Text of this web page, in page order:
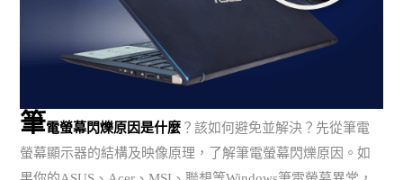
筆電螢幕閃爍原因是什麼 ？該如何避免並解決？先從筆電
螢幕顯示器的結構及映像原理，了解筆電螢幕閃爍原因。如